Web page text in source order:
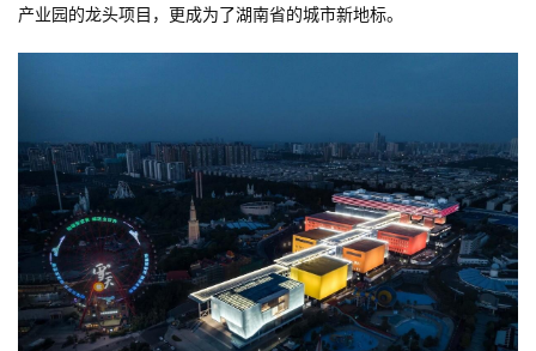
产业园的龙头项目，更成为了湖南省的城市新地标。